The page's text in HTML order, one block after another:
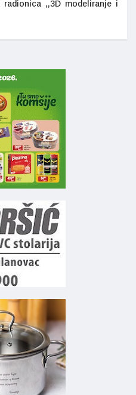
radionica ,,3D modeliranje i